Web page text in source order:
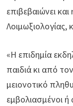
επιβεβαιώνει
Λοιμωξιολογίας,
«Η επιδημία
παιδιά κι από
μειονοτικό
εμβολιασμένοι